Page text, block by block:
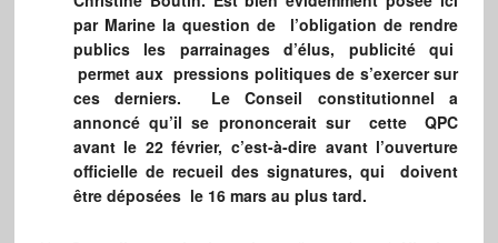
par Marine la question de l’obligation de rendre
publics les parrainages d’élus, publicité qui
permet aux pressions politiques de s’exercer sur
ces derniers. Le Conseil constitutionnel a
annoncé qu’il se prononcerait sur cette QPC
avant le 22 février, c’est-à-dire avant l’ouverture
officielle de recueil des signatures, qui doivent
être déposées le 16 mars au plus tard.